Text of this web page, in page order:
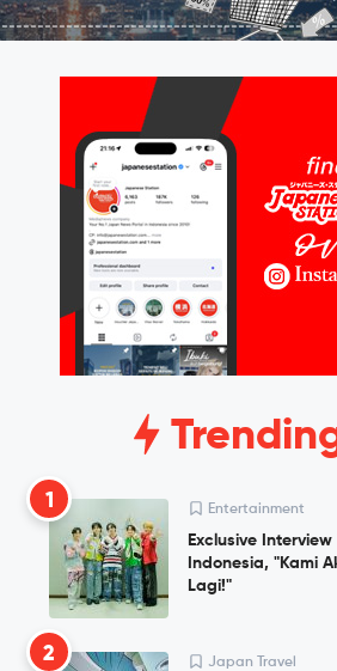
1 Entertainment
Exclusive Interview
Indonesia, "Kami
Lagi!"
2 Japan Travel